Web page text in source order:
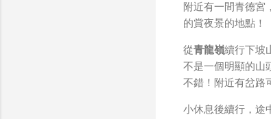
附近有一間青德宮
的賞夜景的地點！
從青龍嶺續行下坡
不是一個明顯的山
不錯！附近有岔路
小休息後續行，途